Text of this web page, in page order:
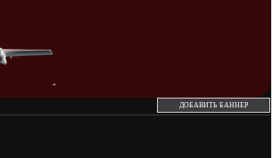
ДОБАВИТЬ БАННЕР